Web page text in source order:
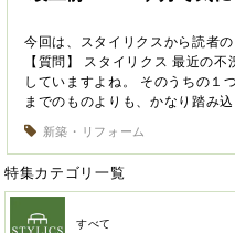
今回は、スタイリクスから読者
【質問】 スタイリクス 最近の
していますよね。 そのうちの１
までのものよりも、かなり踏み
新築・リフォーム
特集カテゴリ一覧
すべて